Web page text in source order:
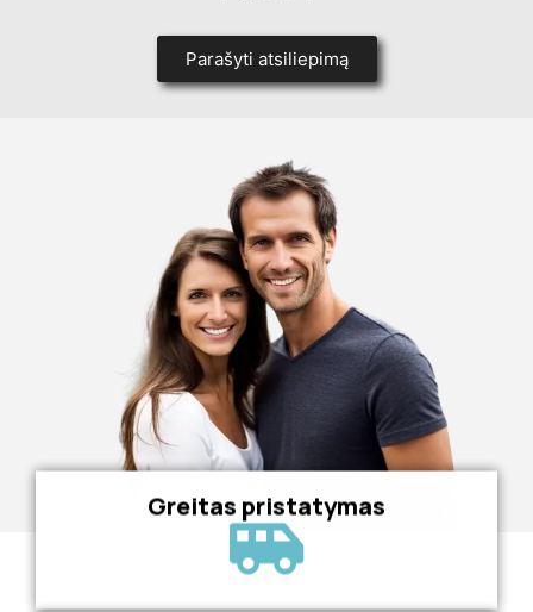
Parašyti atsiliepimą
Greitas pristatymas